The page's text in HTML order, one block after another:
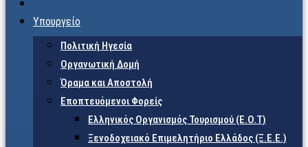
Υπουργείο
Πολιτική Ηγεσία
Οργανωτική Δομή
Όραμα και Αποστολή
Εποπτευόμενοι Φορείς
Eλληνικός Οργανισμός Τουρισμού (Ε.Ο.Τ)
Ξενοδοχειακό Επιμελητήριο Ελλάδος (Ξ.Ε.Ε.)